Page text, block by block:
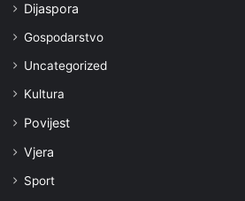
Dijaspora
Gospodarstvo
Uncategorized
Kultura
Povijest
Vjera
Sport